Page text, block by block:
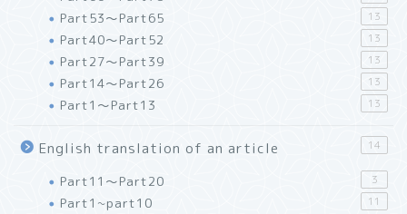
Part53～Part65 13
Part40～Part52 13
Part27～Part39 13
Part14～Part26 13
Part1～Part13 13
English translation of an article 14
Part11～Part20 3
Part1~part10 11